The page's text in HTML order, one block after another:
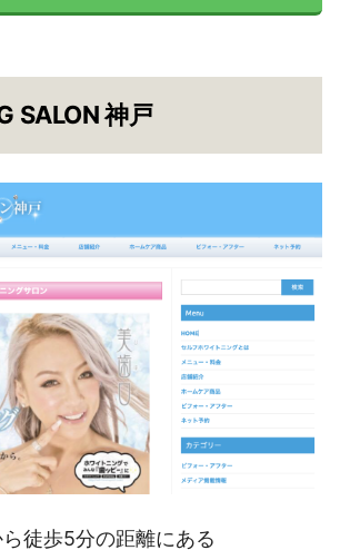
SALON 神戸
徒歩5分の距離にある